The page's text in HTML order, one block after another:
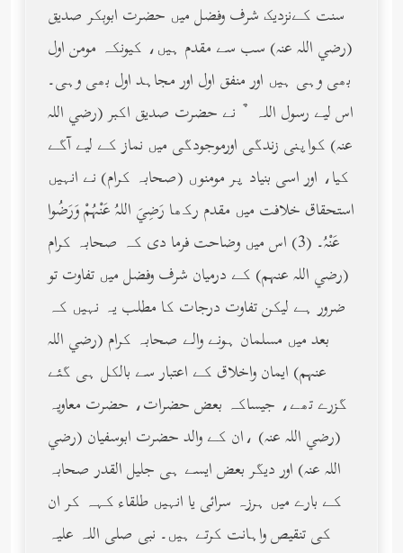
سنت کےنزدیک شرف وفضل میں حضرت ابوبکر صدیق
(رضي الله عنه) سب سے مقدم ہیں، کیونکہ مومن اول
بھی وہی ہیں اور منفق اول اور مجاہد اول بھی وہی۔
اس لیے رسول اللہ ﹲ نے حضرت صدیق اکبر (رضي الله
عنه) کواپنی زندگی اورموجودگی میں نماز کے لیے آگے
کیا، اور اسی بنیاد پر مومنوں (صحابہ کرام) نے انہیں
استحقاق خلافت میں مقدم رکھا رَضِيَ اللهُ عَنْهُمْ وَرَضُوا
عَنْهُ۔ (3) اس میں وضاحت فرما دی کہ صحابہ کرام
(رضي الله عنهم) کے درمیان شرف وفضل میں تفاوت تو
ضرور ہے لیکن تفاوت درجات کا مطلب یہ نہیں کہ
بعد میں مسلمان ہونے والے صحابہ کرام (رضي الله
عنهم) ایمان واخلاق کے اعتبار سے بالکل ہی گئے
گزرے تھے، جیساکہ بعض حضرات، حضرت معاویہ
(رضي الله عنه) ،ان کے والد حضرت ابوسفیان (رضي
الله عنه) اور دیگر بعض ایسے ہی جلیل القدر صحابہ
کے بارے میں ہرزہ سرائی یا انہیں طلقاء کہہ کر ان
کی تنقیص واہانت کرتے ہیں۔ نبی صلی اللہ علیہ